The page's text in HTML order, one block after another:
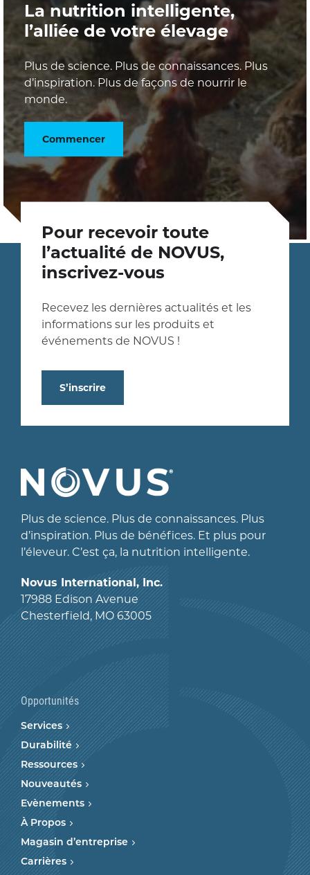
La nutrition intelligente,
l’alliée de votre élevage
Plus de science. Plus de connaissances. Plus
d’inspiration. Plus de façons de nourrir le
monde.
Commencer
Pour recevoir toute
l’actualité de NOVUS,
inscrivez-vous
Recevez les dernières actualités et les
informations sur les produits et
événements de NOVUS !
S’inscrire
Plus de science. Plus de connaissances. Plus
d’inspiration. Plus de bénéfices. Et plus pour
l’éleveur. C’est ça, la nutrition intelligente.
Novus International, Inc.
17988 Edison Avenue
Chesterfield, MO 63005
Opportunités
Services
Durabilité
Ressources
Nouveautés
Evènements
À Propos
Magasin d’entreprise
Carrières